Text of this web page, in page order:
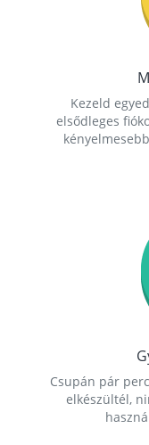
Kezeld
elsődleges
Csupán pár
elkészültél,